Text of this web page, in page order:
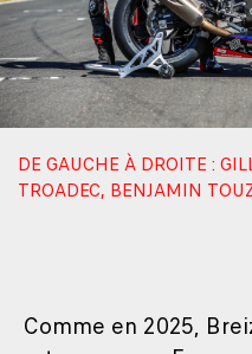
DE GAUCHE À DROITE :
TROADEC, BENJAMIN
Comme en 2025,